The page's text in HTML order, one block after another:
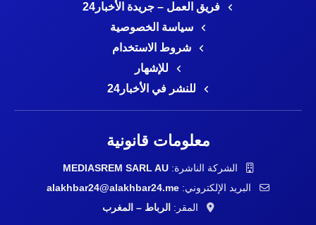
فريق العمل – جريدة الأخبار24
سياسة الخصوصية
شروط الاستخدام
للإشهار
للنشر في الأخبار24
معلومات قانونية
الشركة الناشرة:MEDIASREM SARL AU
البريد الإلكتروني: alakhbar24@alakhbar24.me
المقر: الرباط – المغرب